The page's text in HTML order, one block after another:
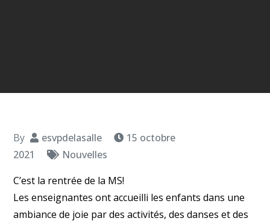
By esvpdelasalle
15 octobre
2021
Nouvelles
C’est la rentrée de la MS!
Les enseignantes ont accueilli les enfants dans une
ambiance de joie par des activités, des danses et des